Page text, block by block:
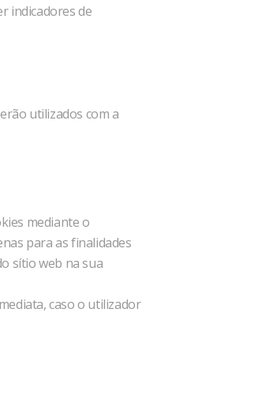
indicadores de
utilizados com a
mediante o
para as finalidades
sítio web na sua
caso o utilizador